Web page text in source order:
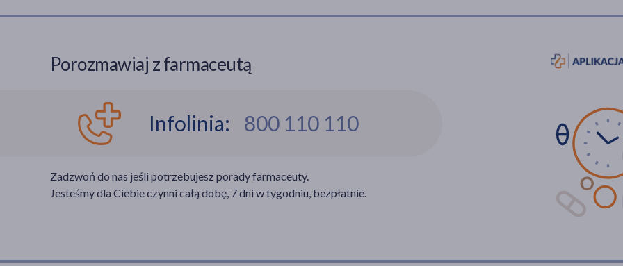
Porozmawiaj z farmaceutą
Infolinia: 800 110 110
Zadzwoń do nas jeśli potrzebujesz porady farmaceuty.
Jesteśmy dla Ciebie czynni całą dobę, 7 dni w tygodniu, bezpłatnie.